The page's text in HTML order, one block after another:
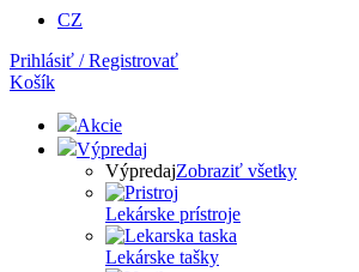
CZ
Prihlásiť / Registrovať
Košík
Akcie
Výpredaj
VýpredajZobraziť všetky
Lekárske prístroje
Lekárske tašky